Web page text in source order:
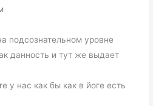
подсознательном уровне
данность и тут же выдает
у нас как бы как в йоге есть